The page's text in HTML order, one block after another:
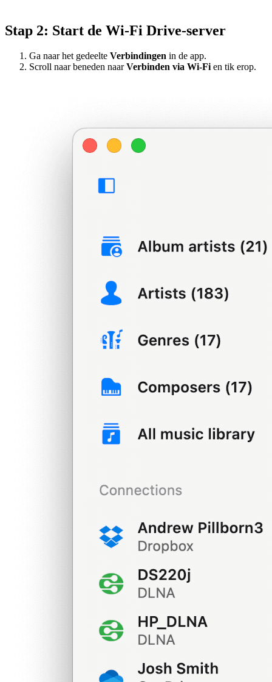
Stap 2: Start de Wi-Fi Drive-server
Ga naar het gedeelte Verbindingen in de app.
Scroll naar beneden naarVerbinden via Wi-Fien tik erop.